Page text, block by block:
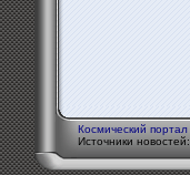
Космический портал
Источники новостей: